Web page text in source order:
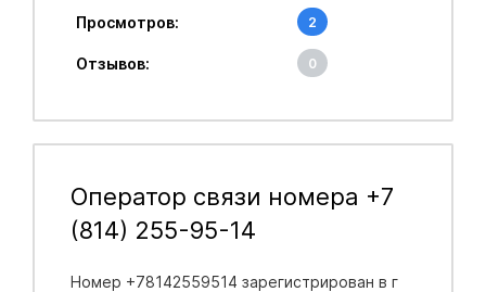
Просмотров: 2
Отзывов: 0
Оператор связи номера +7
(814) 255-95-14
Номер +78142559514 зарегистрирован в г